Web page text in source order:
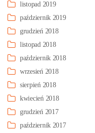
listopad 2019
październik 2019
grudzień 2018
listopad 2018
październik 2018
wrzesień 2018
sierpień 2018
kwiecień 2018
grudzień 2017
październik 2017